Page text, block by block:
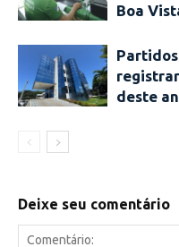
Boa
deste
Deixe seu comentário